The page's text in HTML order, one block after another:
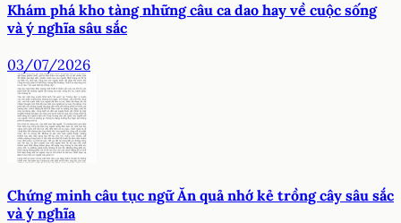
Khám phá kho tàng những câu ca dao hay về cuộc sống
và ý nghĩa sâu sắc
03/07/2026
Chứng minh câu tục ngữ Ăn quả nhớ kẻ trồng cây sâu sắc
và ý nghĩa